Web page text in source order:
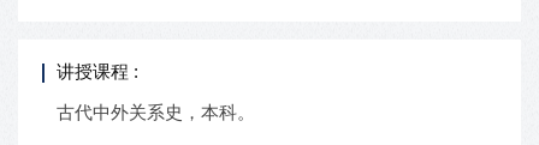
讲授课程 :
古代中外关系史，本科。